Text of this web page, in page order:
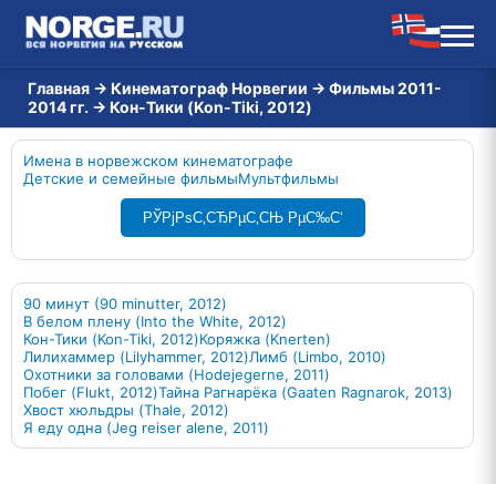
Главная → Кинематограф Норвегии → Фильмы 2011-
2014 гг. → Кон-Тики (Kon-Tiki, 2012)
Имена в норвежском кинематографе
Детские и семейные фильмыМультфильмы
РЎРјРѕС‚СЂРµС‚СЊ РµС‰С‘
90 минут (90 minutter, 2012)
В белом плену (Into the White, 2012)
Кон-Тики (Kon-Tiki, 2012)Коряжка (Knerten)
Лилихаммер (Lilyhammer, 2012)Лимб (Limbo, 2010)
Охотники за головами (Hodejegerne, 2011)
Побег (Flukt, 2012)Тайна Рагнарёка (Gaaten Ragnarok, 2013)
Хвост хюльдры (Thale, 2012)
Я еду одна (Jeg reiser alene, 2011)